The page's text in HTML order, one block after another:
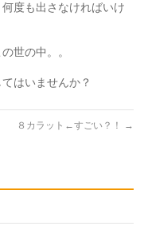
度も出さなければいけ
世の中。。
はいませんか？
８カラット←すごい？！ →